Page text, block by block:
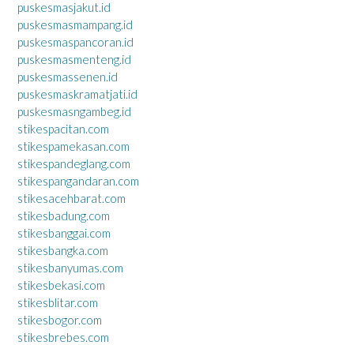
puskesmasjakut.id
puskesmasmampang.id
puskesmaspancoran.id
puskesmasmenteng.id
puskesmassenen.id
puskesmaskramatjati.id
puskesmasngambeg.id
stikespacitan.com
stikespamekasan.com
stikespandeglang.com
stikespangandaran.com
stikesacehbarat.com
stikesbadung.com
stikesbanggai.com
stikesbangka.com
stikesbanyumas.com
stikesbekasi.com
stikesblitar.com
stikesbogor.com
stikesbrebes.com